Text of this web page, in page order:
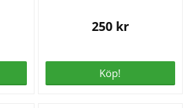
250 kr
Köp!